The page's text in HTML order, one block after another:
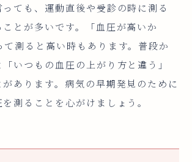
ても、運動直後や受診の時に測る
とが多いです。「血圧が高いか
測ると高い時もあります。普段か
いつもの血圧の上がり方と違う」
あります。病気の早期発見のために
測ることを心がけましょう。